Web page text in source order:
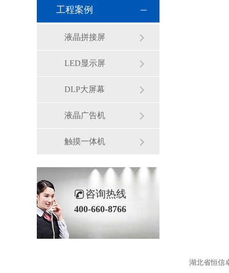
湖北省恒信
工程案例
液晶拼接屏
LED显示屏
DLP大屏幕
液晶广告机
触摸一体机
咨询热线
400-660-8766